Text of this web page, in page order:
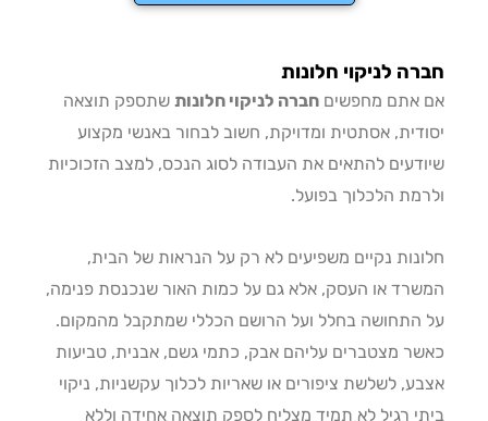
לניקוי חלונות
אתם מחפשים חברה לניקוי חלונותשתספק תוצאה
אסתטית ומדויקת, חשוב לבחור באנשי מקצוע
להתאים את העבודה לסוג הנכס, למצב הזכוכיות
הלכלוך בפועל.
נקיים משפיעים לא רק על הנראות של הבית,
או העסק, אלא גם על כמות האור שנכנסת פנימה,
התחושה בחלל ועל הרושם הכללי שמתקבל מהמקום.
מצטברים עליהם אבק, כתמי גשם, אבנית, טביעות
לשלשת ציפורים או שאריות לכלוך עקשניות, ניקוי
רגיל לא תמיד מצליח לספק תוצאה אחידה וללא